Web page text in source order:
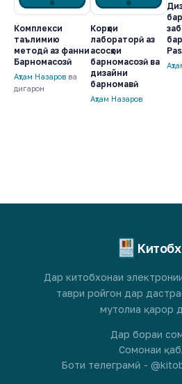
Комплекси
таълимию
методӣ аз фанни
Барномасозӣ
Аҳтам Назаров ва
дигарон
Корҳои
лабораторӣ аз
асосҳои
барномасозӣ ва
дизайни
барномавӣ
Аҳтам Назаров
Дар китобхонаи
таври ройгон дар
мутолиа қарор
Дар бораи
Сомонаи
Боти телеграмӣ -